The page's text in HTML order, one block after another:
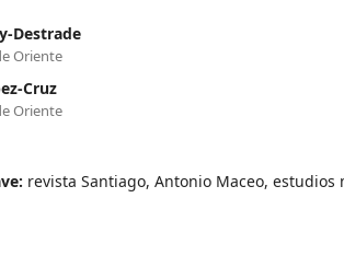
Destrade
Oriente
Cruz
Oriente
revista Santiago, Antonio Maceo, estudios